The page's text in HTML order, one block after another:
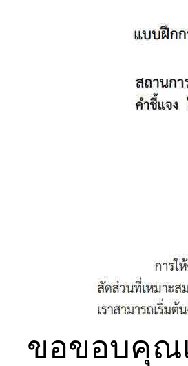
ขอขอบคุณ